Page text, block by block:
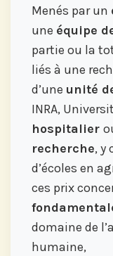
Menés par un
une équipe
partie ou la
liés à une
d’une unité
INRA,
hospitalier
recherche, y
d’écoles en
ces prix
domaine de
humaine,